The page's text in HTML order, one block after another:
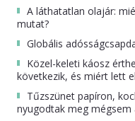
A láthatatlan olajár:
mutat?
Globális
Közel-keleti káosz
következik, és miért lett
Tűzszünet papíron,
nyugodtak meg mégsem